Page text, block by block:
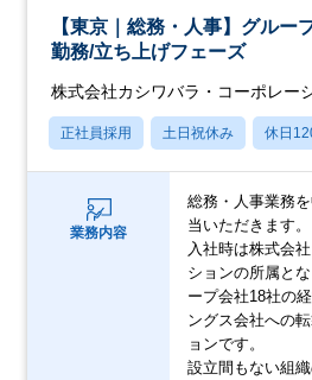
【東京｜総務・人事】グルー
勤務/立ち上げフェーズ
株式会社カシワバラ・コーポレー
正社員採用 土日祝休み 休日
業務内容
総務・人事業務
当いただきます。
入社時は株式会
ションの所属と
ープ会社18社の
ングス会社への
ョンです。
設立間もない組